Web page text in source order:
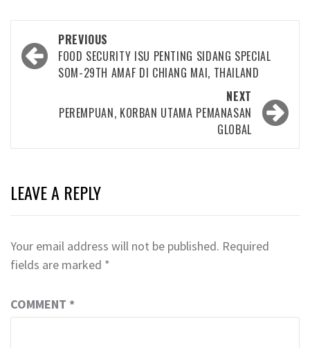
Post
navigation
PREVIOUS
FOOD SECURITY ISU PENTING SIDANG SPECIAL
SOM-29TH AMAF DI CHIANG MAI, THAILAND
NEXT
PEREMPUAN, KORBAN UTAMA PEMANASAN
GLOBAL
LEAVE A REPLY
Your email address will not be published. Required
fields are marked *
COMMENT *